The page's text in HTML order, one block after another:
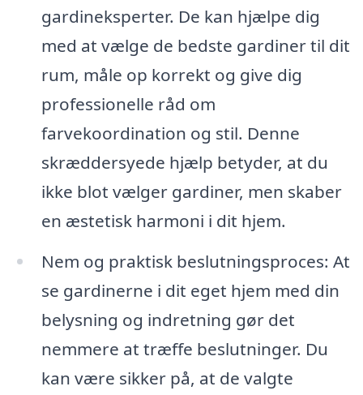
gardineksperter. De kan hjælpe dig
med at vælge de bedste gardiner til dit
rum, måle op korrekt og give dig
professionelle råd om
farvekoordination og stil. Denne
skræddersyede hjælp betyder, at du
ikke blot vælger gardiner, men skaber
en æstetisk harmoni i dit hjem.
Nem og praktisk beslutningsproces: At
se gardinerne i dit eget hjem med din
belysning og indretning gør det
nemmere at træffe beslutninger. Du
kan være sikker på, at de valgte